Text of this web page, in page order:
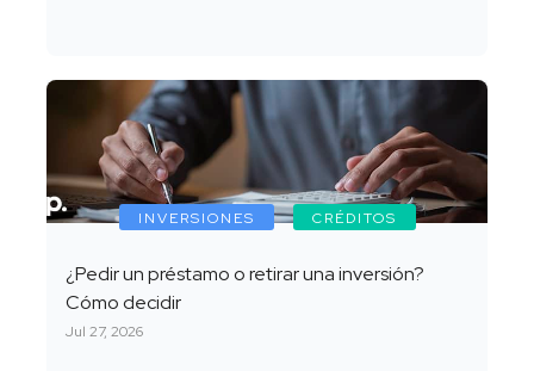
INVERSIONES CRÉDITOS
¿Pedir un préstamo o retirar una inversión?
Cómo decidir
Jul 27, 2026